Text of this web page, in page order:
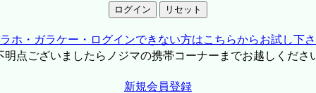
ホ・ガラケー・ログインできない方はこちらからお試し下
点ございましたらノジマの携帯コーナーまでお越しくださ
新規会員登録